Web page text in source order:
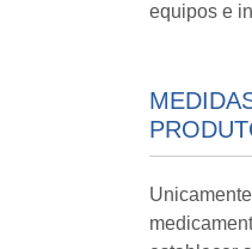
equipos e